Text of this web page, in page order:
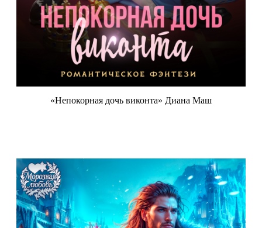
«Непокорная дочь виконта» Диана Маш